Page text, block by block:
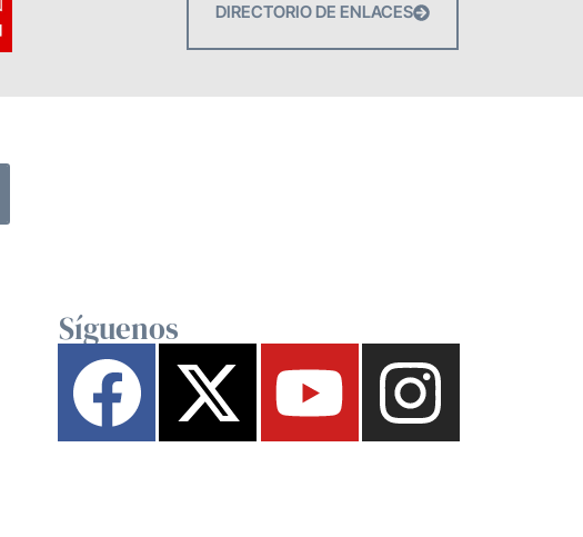
DIRECTORIO DE ENLACES
Síguenos